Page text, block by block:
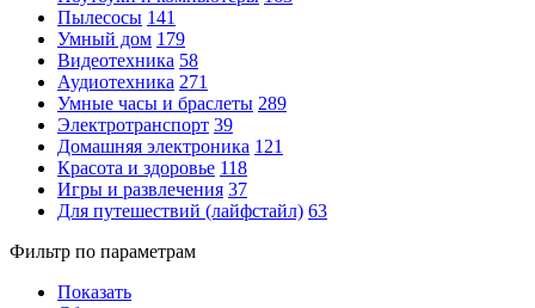
Пылесосы 141
Умный дом 179
Видеотехника 58
Аудиотехника 271
Умные часы и браслеты 289
Электротранспорт 39
Домашняя электроника 121
Красота и здоровье 118
Игры и развлечения 37
Для путешествий (лайфстайл) 63
Фильтр по параметрам
Показать